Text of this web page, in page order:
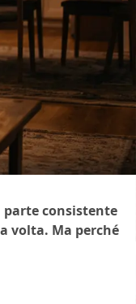
parte consistente
volta. Ma perché